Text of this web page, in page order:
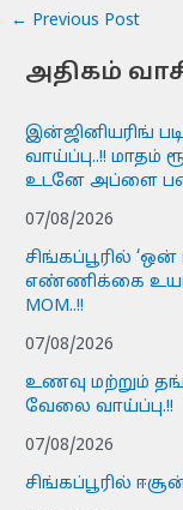
← Previous Post
அதிகம்
இன்ஜினியரிங்
வாய்ப்பு..!! மாதம்
உடனே அப்ளை
07/08/2026
சிங்கப்பூரில்
எண்ணிக்கை
MOM..!!
07/08/2026
உணவு மற்றும்
வேலை வாய்ப்பு.!!
07/08/2026
சிங்கப்பூரில்